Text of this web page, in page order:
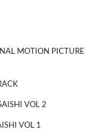
MOTION PICTURE
VOL 2
VOL 1